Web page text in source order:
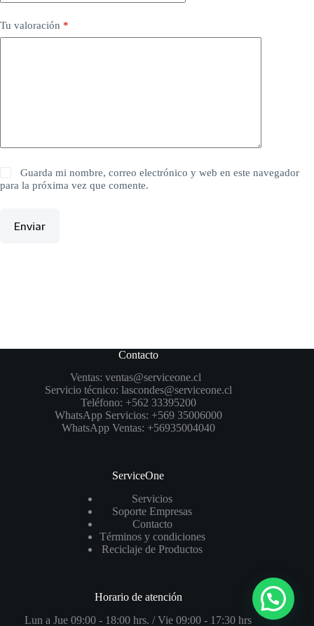
Tu valoración *
Guarda mi nombre, correo electrónico y web en este navegador
para la próxima vez que comente.
Enviar
Contacto
Ventas: ventas@serviceone.cl
Servicio técnico: lascondes@serviceone.cl
Teléfono: +562 33395200
WhatsApp Servicios: +569 35006000
WhatsApp Ventas: +56935004040
ServiceOne
Servicios
Soporte Empresas
Contacto
Términos y condiciones
Reciclaje de Productos
Horario de atención
Lun a Jue 09:00 - 18:00 hrs. / Vie 09:00 - 17:30 hrs